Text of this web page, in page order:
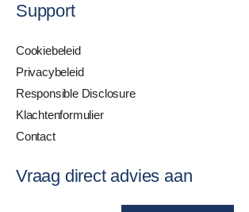
Support
Cookiebeleid
Privacybeleid
Responsible Disclosure
Klachtenformulier
Contact
Vraag direct advies aan